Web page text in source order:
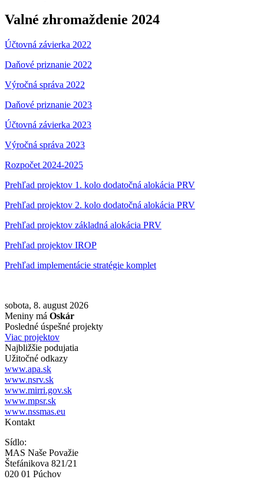
Valné zhromaždenie 2024
Účtovná závierka 2022
Daňové priznanie 2022
Výročná správa 2022
Daňové priznanie 2023
Účtovná závierka 2023
Výročná správa 2023
Rozpočet 2024-2025
Prehľad projektov 1. kolo dodatočná alokácia PRV
Prehľad projektov 2. kolo dodatočná alokácia PRV
Prehľad projektov základná alokácia PRV
Prehľad projektov IROP
Prehľad implementácie stratégie komplet
sobota, 8. august 2026
Meniny má Oskár
Posledné úspešné projekty
Viac projektov
Najbližšie podujatia
Užitočné odkazy
www.apa.sk
www.nsrv.sk
www.mirri.gov.sk
www.mpsr.sk
www.nssmas.eu
Kontakt
Sídlo:
MAS Naše Považie
Štefánikova 821/21
020 01 Púchov